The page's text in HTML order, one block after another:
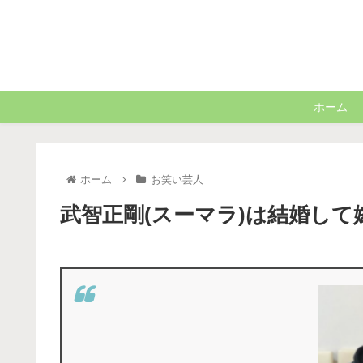
ホーム
ホーム お笑い芸人
武智正剛(スーマラ)は結婚し